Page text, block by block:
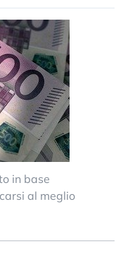
in base
al meglio